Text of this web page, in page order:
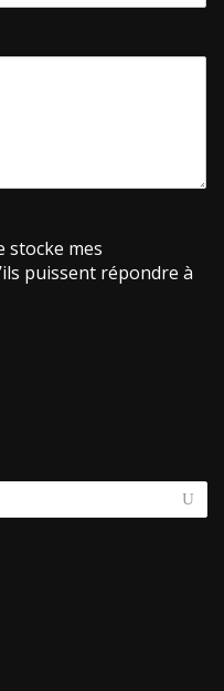
stocke mes
puissent répondre à